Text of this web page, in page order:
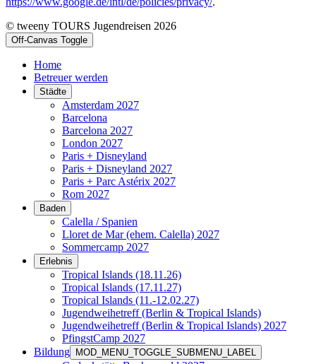
© tweeny TOURS Jugendreisen 2026
Off-Canvas Toggle
Home
Betreuer werden
Städte
Amsterdam 2027
Barcelona
Barcelona 2027
London 2027
Paris + Disneyland
Paris + Disneyland 2027
Paris + Parc Astérix 2027
Rom 2027
Baden
Calella / Spanien
Lloret de Mar (ehem. Calella) 2027
Sommercamp 2027
Erlebnis
Tropical Islands (18.11.26)
Tropical Islands (17.11.27)
Tropical Islands (11.-12.02.27)
Jugendweihetreff (Berlin & Tropical Islands)
Jugendweihetreff (Berlin & Tropical Islands) 2027
PfingstCamp 2027
Bildung
MOD_MENU_TOGGLE_SUBMENU_LABEL